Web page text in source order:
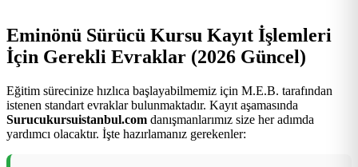
Eminönü Sürücü Kursu Kayıt İşlemleri
İçin Gerekli Evraklar (2026 Güncel)
Eğitim sürecinize hızlıca başlayabilmemiz için M.E.B. tarafından
istenen standart evraklar bulunmaktadır. Kayıt aşamasında
Surucukursuistanbul.com danışmanlarımız size her adımda
yardımcı olacaktır. İşte hazırlamanız gerekenler: